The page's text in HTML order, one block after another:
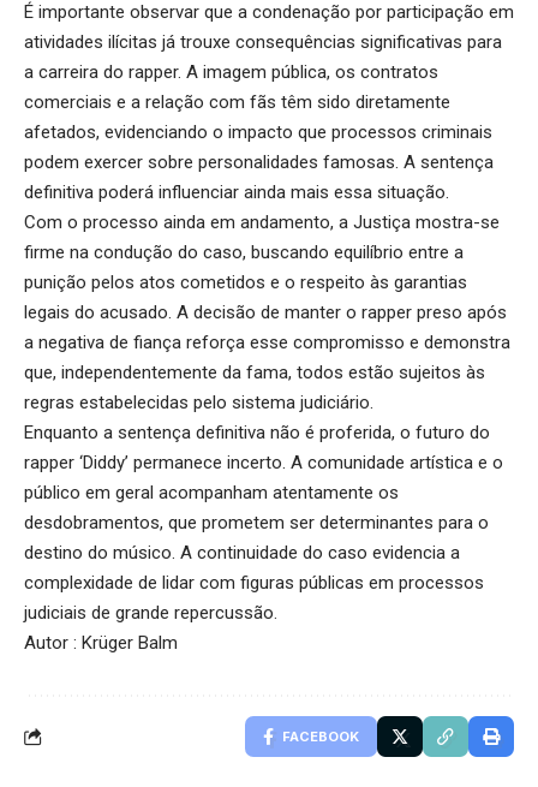
É importante observar que a condenação por participação em
atividades ilícitas já trouxe consequências significativas para
a carreira do rapper. A imagem pública, os contratos
comerciais e a relação com fãs têm sido diretamente
afetados, evidenciando o impacto que processos criminais
podem exercer sobre personalidades famosas. A sentença
definitiva poderá influenciar ainda mais essa situação.
Com o processo ainda em andamento, a Justiça mostra-se
firme na condução do caso, buscando equilíbrio entre a
punição pelos atos cometidos e o respeito às garantias
legais do acusado. A decisão de manter o rapper preso após
a negativa de fiança reforça esse compromisso e demonstra
que, independentemente da fama, todos estão sujeitos às
regras estabelecidas pelo sistema judiciário.
Enquanto a sentença definitiva não é proferida, o futuro do
rapper ‘Diddy’ permanece incerto. A comunidade artística e o
público em geral acompanham atentamente os
desdobramentos, que prometem ser determinantes para o
destino do músico. A continuidade do caso evidencia a
complexidade de lidar com figuras públicas em processos
judiciais de grande repercussão.
Autor : Krüger Balm
FACEBOOK